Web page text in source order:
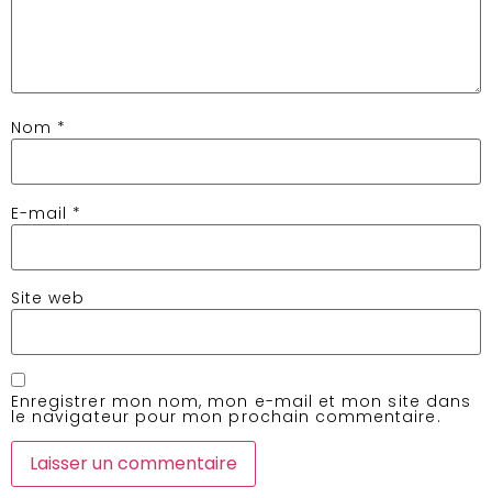
Nom *
E-mail *
Site web
Enregistrer mon nom, mon e-mail et mon site dans
le navigateur pour mon prochain commentaire.